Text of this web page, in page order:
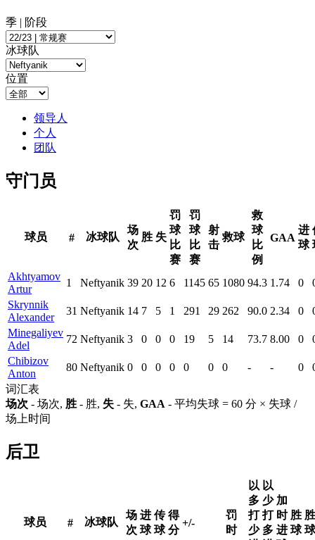
季 | 阶段
冰球队
位置
领导人
个人
团队
守门员
球员 # 冰球队
场
次
胜 失
罚
球
比
赛
罚
球
比
赛
射
击
救球
救
球
比
例
GAA
进
球
Akhtyamov
Artur
1 Neftyanik 39 20 12 6 1145 65 1080 94.3 1.74 0
Skrynnik
Alexander
31 Neftyanik 14 7 5 1 291 29 262 90.0 2.34 0
Minegaliyev
Adel
72 Neftyanik 3 0 0 0 19 5 14 73.7 8.00 0
Chibizov
Anton
80 Neftyanik 0 0 0 0 0 0 0 - - 0
词汇表
场次 - 场次, 胜 - 胜, 失 - 失, GAA - 平均失球 = 60 分 × 失球 /
场上时间
后卫
球员 # 冰球队
场
次
进
球
传
球
得
分
+/-
罚
时
以
多
打
少
以
少
打
多
加
时
进
胜
球
胜
球